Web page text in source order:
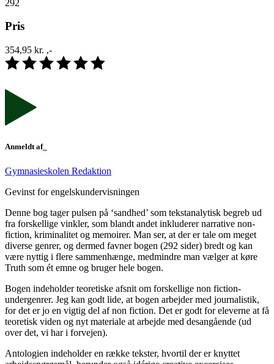
292
Pris
354,95 kr. ,-
Anmeldt af_
Gymnasieskolen Redaktion
Gevinst for engelskundervisningen
Denne bog tager pulsen på ‘sandhed’ som tekstanalytisk begreb ud
fra forskellige vinkler, som blandt andet inkluderer narrative non-
fiction, kriminalitet og memoirer. Man ser, at der er tale om meget
diverse genrer, og dermed favner bogen (292 sider) bredt og kan
være nyttig i flere sammenhænge, medmindre man vælger at køre
Truth som ét emne og bruger hele bogen.
Bogen indeholder teoretiske afsnit om forskellige non fiction-
undergenrer. Jeg kan godt lide, at bogen arbejder med journalistik,
for det er jo en vigtig del af non fiction. Det er godt for eleverne at få
teoretisk viden og nyt materiale at arbejde med desangående (ud
over det, vi har i forvejen).
Antologien indeholder en række tekster, hvortil der er knyttet